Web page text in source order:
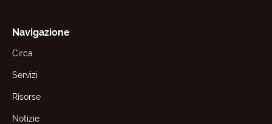
Navigazione
Circa
Servizi
Risorse
Notizie